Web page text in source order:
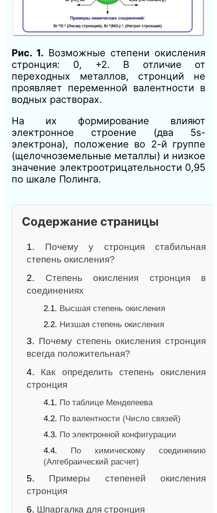
Рис. 1. Возможные степени окисления
стронция: 0, +2. В отличие от
переходных металлов, стронций не
проявляет переменной валентности в
водных растворах.
На их формирование влияют
электронное строение (два 5s-
электрона), положение во 2-й группе
(щелочноземельные металлы) и низкое
значение электроотрицательности 0,95
по шкале Полинга.
Содержание страницы
1. Почему у стронция стабильная
степень окисления?
2. Степень окисления стронция в
соединениях
2.1. Высшая степень окисления
2.2. Низшая степень окисления
3. Почему степень окисления стронция
всегда положительная?
4. Как определить степень окисления
стронция
4.1. По таблице Менделеева
4.2. По валентности (Число связей)
4.3. По электронной конфигурации
4.4.
По химическому соединению
(Алгебраический расчет)
5. Примеры степеней окисления
стронция
6. Шпаргалка для стронция